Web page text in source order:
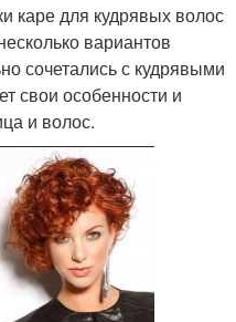
каре для кудрявых волос
вариантов
сочетались с кудрявыми
свои особенности и
и волос.